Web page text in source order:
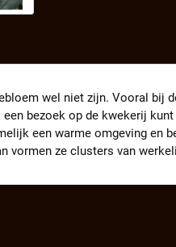
wel niet zijn. Vooral bij
bezoek op de kwekerij
een warme omgeving en
vormen ze clusters van